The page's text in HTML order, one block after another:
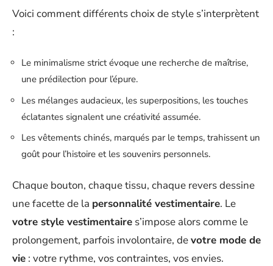
Voici comment différents choix de style s’interprètent
:
Le minimalisme strict évoque une recherche de maîtrise,
une prédilection pour l’épure.
Les mélanges audacieux, les superpositions, les touches
éclatantes signalent une créativité assumée.
Les vêtements chinés, marqués par le temps, trahissent un
goût pour l’histoire et les souvenirs personnels.
Chaque bouton, chaque tissu, chaque revers dessine
une facette de la personnalité vestimentaire. Le
votre style vestimentaire s’impose alors comme le
prolongement, parfois involontaire, devotre mode de
vie : votre rythme, vos contraintes, vos envies.